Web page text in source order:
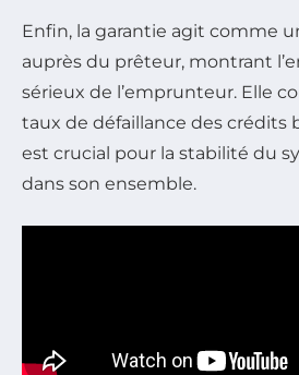
Enfin, la garantie agit comme
auprès du prêteur, montrant
sérieux de l’emprunteur. Elle
taux de défaillance des crédits
est crucial pour la stabilité du
dans son ensemble.